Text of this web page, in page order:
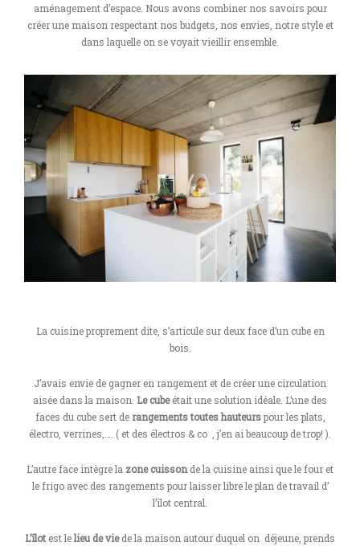
aménagement d’espace. Nous avons combiner nos savoirs pour
créer une maison respectant nos budgets, nos envies, notre style et
dans laquelle on se voyait vieillir ensemble.
La cuisine proprement dite, s’articule sur deux face d’un cube en
bois.
J’avais envie de gagner en rangement et de créer une circulation
aisée dans la maison. Le cubeétait une solution idéale. L’une des
faces du cube sert de rangements toutes hauteurspour les plats,
électro, verrines,…. ( et des électros & co , j’en ai beaucoup de trop! ).
L’autre face intègre la zone cuissonde la cuisine ainsi que le four et
le frigo avec des rangements pour laisser libre le plan de travail d’
l’îlot central.
L’îlot est lelieu de viede la maison autour duquel on déjeune, prends